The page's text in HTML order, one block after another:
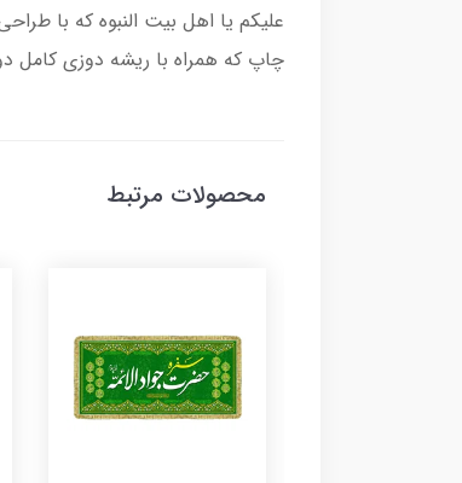
علیکم یا اهل بیت النبوه که با
چاپ که همراه با ریشه دوزی کامل
محصولات مرتبط